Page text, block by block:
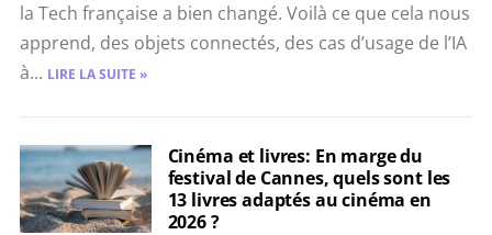
la Tech française a bien changé. Voilà ce que cela nous
apprend, des objets connectés, des cas d’usage de l’IA
à... LIRE LA SUITE »
Cinéma et livres: En marge du
festival de Cannes, quels sont les
13 livres adaptés au cinéma en
2026 ?